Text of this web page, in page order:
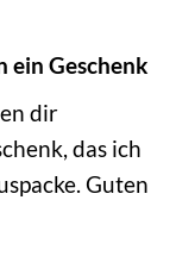
Geschenk
dir
das ich
Guten